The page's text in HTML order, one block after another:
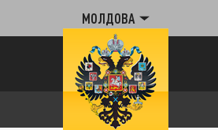
МОЛДОВА